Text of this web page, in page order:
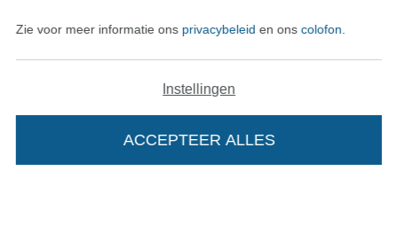
Onze transporteurs
Zie voor meer informatie ons privacybeleid en ons colofon
Instellingen
ACCEPTEER ALLES